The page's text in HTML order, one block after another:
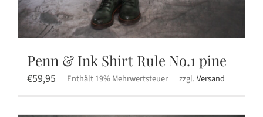
Penn & Ink Shirt Rule No.1 pine
€59,95 Enthält 19% Mehrwertsteuer zzgl.Versand